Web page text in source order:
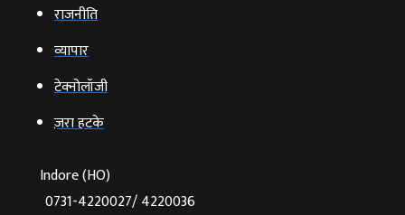
राजनीति
व्‍यापार
टेक्‍नोलॉजी
ज़रा हटके
Indore (HO)
0731-4220027/ 4220036